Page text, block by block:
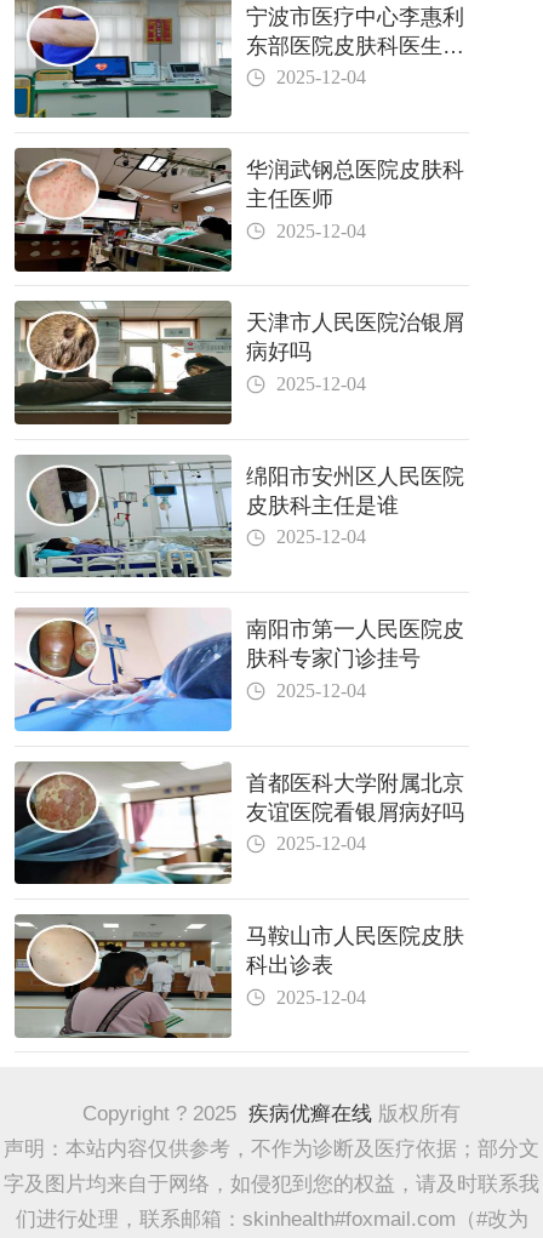
宁波市医疗中心李惠利
东部医院皮肤科医生哪
个好2025-12-04
华润武钢总医院皮肤科
主任医师
2025-12-04
天津市人民医院治银屑
病好吗
2025-12-04
绵阳市安州区人民医院
皮肤科主任是谁
2025-12-04
南阳市第一人民医院皮
肤科专家门诊挂号
2025-12-04
首都医科大学附属北京
友谊医院看银屑病好吗
2025-12-04
马鞍山市人民医院皮肤
科出诊表
2025-12-04
Copyright ? 2025 疾病优癣在线 版权所有
声明：本站内容仅供参考，不作为诊断及医疗依据；部分文
字及图片均来自于网络，如侵犯到您的权益，请及时联系我
们进行处理，联系邮箱：skinhealth#foxmail.com（#改为